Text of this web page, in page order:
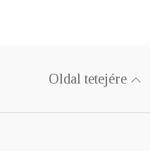
Oldal tetejére